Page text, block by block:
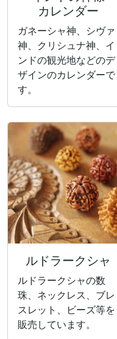
カレンダー
ガネーシャ神、シヴァ
神、クリシュナ神、イ
ンドの観光地などのデ
ザインのカレンダーで
す。
ルドラークシャ
ルドラークシャの数
珠、ネックレス、ブレ
スレット、ビーズ等を
販売しています。